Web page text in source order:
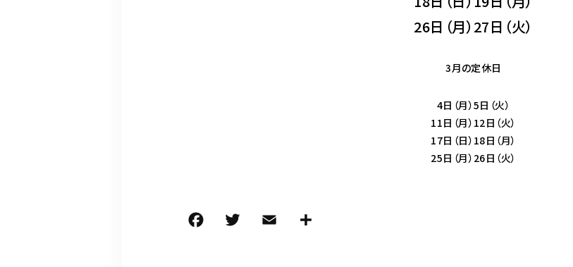
26日（月）27日（火）
3月の定休日
4日（月）5日（火）
11日（月）12日（火）
17日（日）18日（月）
25日（月）26日（火）